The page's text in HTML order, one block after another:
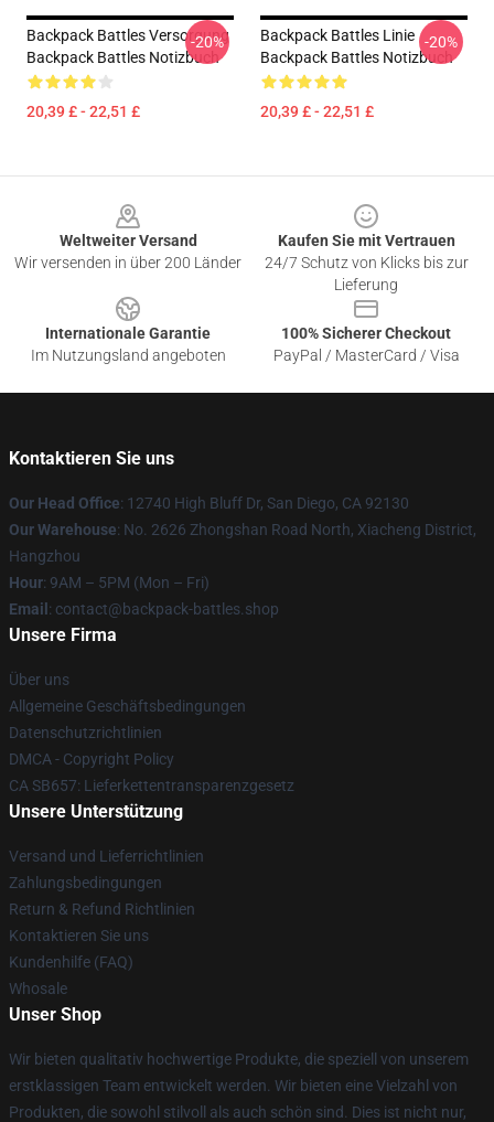
Backpack Battles Versorgung
Backpack Battles Notizbuch
20,39 £ - 22,51 £
-20%
Backpack Battles Linie
Backpack Battles Notizbuch
20,39 £ - 22,51 £
-20%
Weltweiter Versand
Wir versenden in über 200 Länder
Kaufen Sie mit Vertrauen
24/7 Schutz von Klicks bis zur
Lieferung
Internationale Garantie
Im Nutzungsland angeboten
100% Sicherer Checkout
PayPal / MasterCard / Visa
Kontaktieren Sie uns
Our Head Office: 12740 High Bluff Dr, San Diego, CA 92130
Our Warehouse: No. 2626 Zhongshan Road North, Xiacheng District,
Hangzhou
Hour: 9AM – 5PM (Mon – Fri)
Email : contact@backpack-battles.shop
Unsere Firma
Über uns
Allgemeine Geschäftsbedingungen
Datenschutzrichtlinien
DMCA - Copyright Policy
CA SB657: Lieferkettentransparenzgesetz
Unsere Unterstützung
Versand und Lieferrichtlinien
Zahlungsbedingungen
Return & Refund Richtlinien
Kontaktieren Sie uns
Kundenhilfe (FAQ)
Whosale
Unser Shop
Wir bieten qualitativ hochwertige Produkte, die speziell von unserem
erstklassigen Team entwickelt werden. Wir bieten eine Vielzahl von
Produkten, die sowohl stilvoll als auch schön sind. Dies ist nicht nur,